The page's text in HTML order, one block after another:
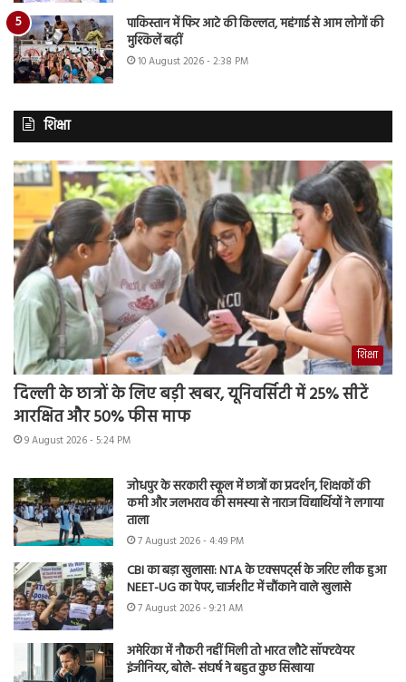
पाकिस्तान में फिर आटे की किल्लत, महंगाई से आम लोगों की
मुश्किलें बढ़ीं
10 August 2026 - 2:38 PM
शिक्षा
शिक्षा
दिल्ली के छात्रों के लिए बड़ी खबर, यूनिवर्सिटी में 25% सीटें
आरक्षित और 50% फीस माफ
9 August 2026 - 5:24 PM
जोधपुर के सरकारी स्कूल में छात्रों का प्रदर्शन, शिक्षकों की
कमी और जलभराव की समस्या से नाराज विद्यार्थियों ने लगाया
ताला
7 August 2026 - 4:49 PM
CBI का बड़ा खुलासा: NTA के एक्सपर्ट्स के जरिए लीक हुआ
NEET-UG का पेपर, चार्जशीट में चौंकाने वाले खुलासे
7 August 2026 - 9:21 AM
अमेरिका में नौकरी नहीं मिली तो भारत लौटे सॉफ्टवेयर
इंजीनियर, बोले- संघर्ष ने बहुत कुछ सिखाया